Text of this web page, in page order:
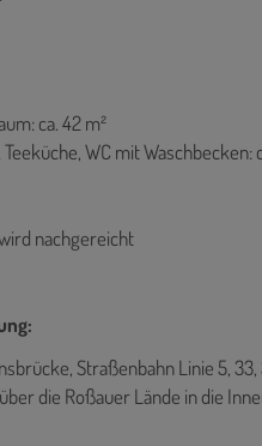
ca. 42 m²
Teeküche, WC mit Waschbecken:
nachgereicht
Straßenbahn Linie 5,
die Roßauer Lände in die